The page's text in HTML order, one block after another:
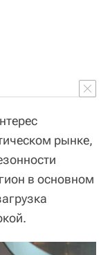
рынке,
в основном